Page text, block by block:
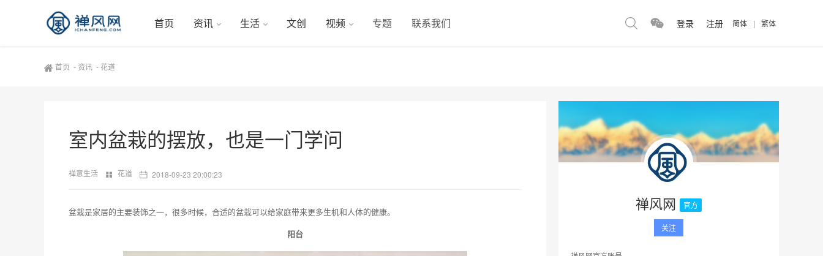
首页 资讯 生活 文创 视频 专题 联系我们 登录 注册 简体 | 繁体
首页 - 资讯 -花道
室内盆栽的摆放，也是一门学问
禅意生活 花道 2018-09-23 20:00:23
盆栽是家居的主要装饰之一，很多时候，合适的盆栽可以给家庭带来更多生机和人体的健康。
阳台
禅风网 官方
关注